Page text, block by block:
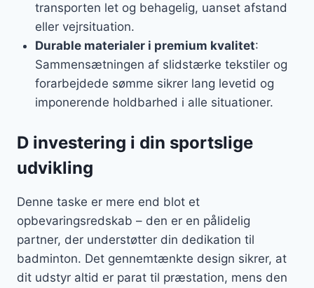
transporten let og behagelig, uanset afstand
eller vejrsituation.
Durable materialer i premium kvalitet:
Sammensætningen af slidstærke tekstiler og
forarbejdede sømme sikrer lang levetid og
imponerende holdbarhed i alle situationer.
D investering i din sportslige
udvikling
Denne taske er mere end blot et
opbevaringsredskab – den er en pålidelig
partner, der understøtter din dedikation til
badminton. Det gennemtænkte design sikrer, at
dit udstyr altid er parat til præstation, mens den